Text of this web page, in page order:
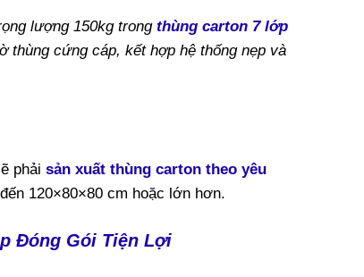
lượng 150kg trong thùng carton 7 lớp
thùng cứng cáp, kết hợp hệ thống nẹp và
phải sản xuất thùng carton theo yêu
120×80×80 cm hoặc lớn hơn.
Đóng Gói Tiện Lợi